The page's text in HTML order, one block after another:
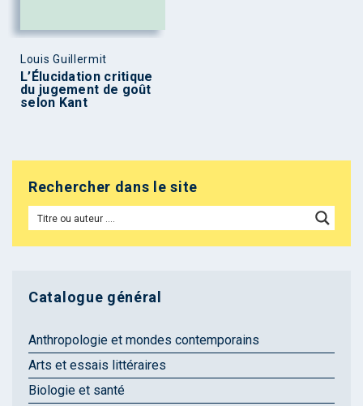
Louis Guillermit
L’Élucidation critique
du jugement de goût
selon Kant
Rechercher dans le site
Catalogue général
Anthropologie et mondes contemporains
Arts et essais littéraires
Biologie et santé